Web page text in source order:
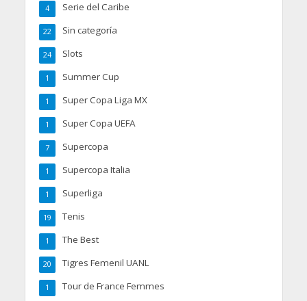
Serie del Caribe
4
Sin categoría
22
Slots
24
Summer Cup
1
Super Copa Liga MX
1
Super Copa UEFA
1
Supercopa
7
Supercopa Italia
1
Superliga
1
Tenis
19
The Best
1
Tigres Femenil UANL
20
Tour de France Femmes
1